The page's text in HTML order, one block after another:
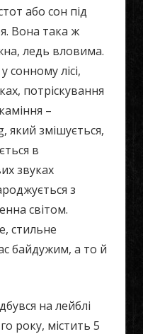
або сон під
Вона така ж
ледь вловима.
сонному лісі,
потріскування
–
який змішується,
в
звуках
з
світом.
стильне
байдужим, а то й
на лейблі
року, містить 5